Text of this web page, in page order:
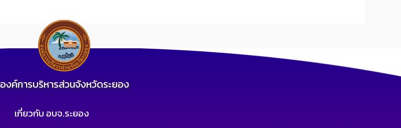
องค์การบริหารส่วนจังหวัดระยอง
เกี่ยวกับ อบจ.ระยอง